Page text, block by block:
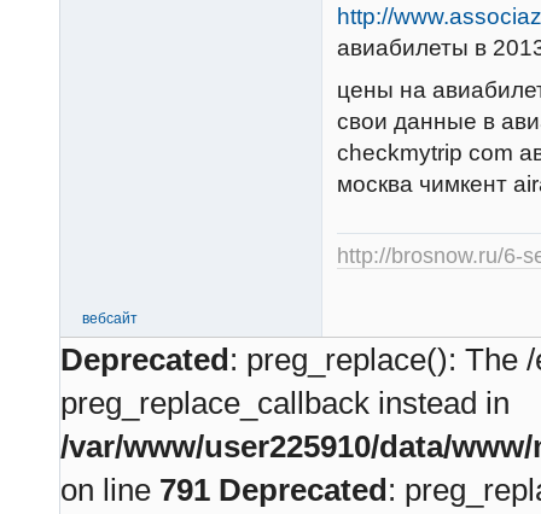
http://
авиабилеты в
цены на
свои данные в
checkmytrip com
москва чимкент
http://brosnow.ru/6-
вебсайт
Deprecated: preg_replace(): The
preg_replace_callback instead in
/var/www/user225910/data/
on line 791 Deprecated: